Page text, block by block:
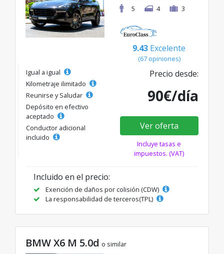
5
4 3
9.43 Excelente
(67 opiniones)
Igual a igual
Kilometraje ilimitado
Reunirse y Saludar
Depósito en efectivo
aceptado
Conductor adicional
incluido
Precio desde:
90€/día
Ver oferta
Incluye tasas e
impuestos. (VAT)
Incluido en el precio:
Exención de daños por colisión (CDW)
La responsabilidad de terceros(TPL)
BMW X6 M 5.0d o similar